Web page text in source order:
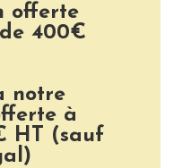
offerte
400€
notre
à
HT (sauf